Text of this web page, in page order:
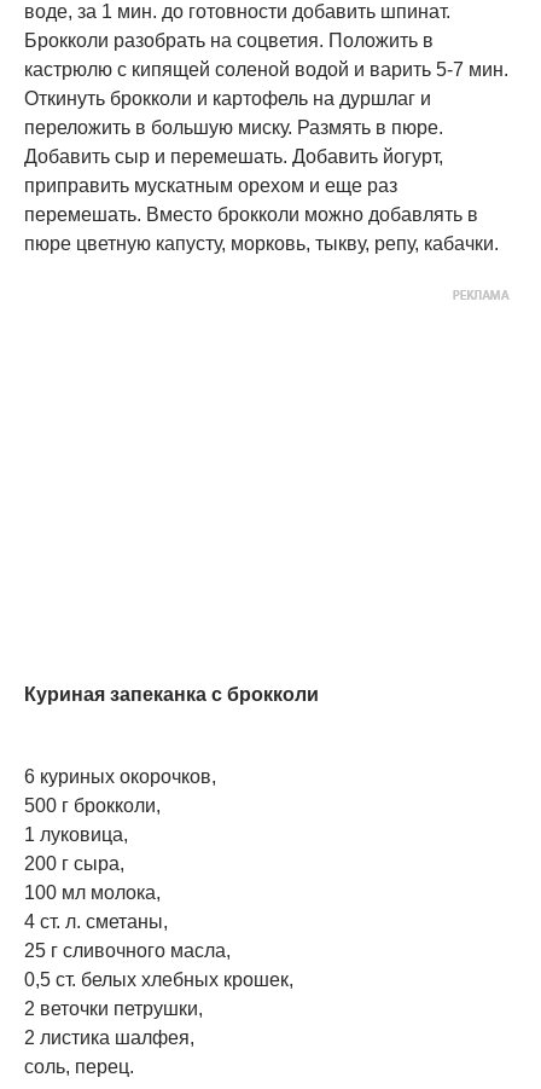
воде, за 1 мин. до готовности добавить шпинат.
Брокколи разобрать на соцветия. Положить в
кастрюлю с кипящей соленой водой и варить 5-7 мин.
Откинуть брокколи и картофель на дуршлаг и
переложить в большую миску. Размять в пюре.
Добавить сыр и перемешать. Добавить йогурт,
приправить мускатным орехом и еще раз
перемешать. Вместо брокколи можно добавлять в
пюре цветную капусту, морковь, тыкву, репу, кабачки.
Куриная запеканка с брокколи
6 куриных окорочков,
500 г брокколи,
1 луковица,
200 г сыра,
100 мл молока,
4 ст. л. сметаны,
25 г сливочного масла,
0,5 ст. белых хлебных крошек,
2 веточки петрушки,
2 листика шалфея,
соль, перец.